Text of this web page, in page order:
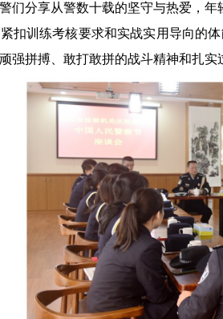
分享从警数十载的坚守与热爱，年
训练考核要求和实战实用导向的体
强拼搏、敢打敢拼的战斗精神和扎实